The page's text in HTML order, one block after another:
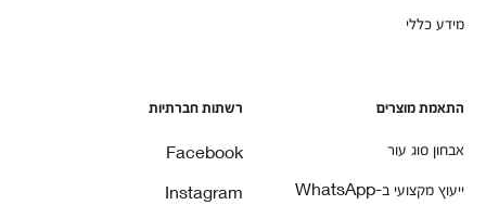
מידע כללי
התאמת מוצרים
אבחון סוג עור
ייעוץ מקצועי ב-WhatsApp
רשתות חברתיות
Facebook
Instagram